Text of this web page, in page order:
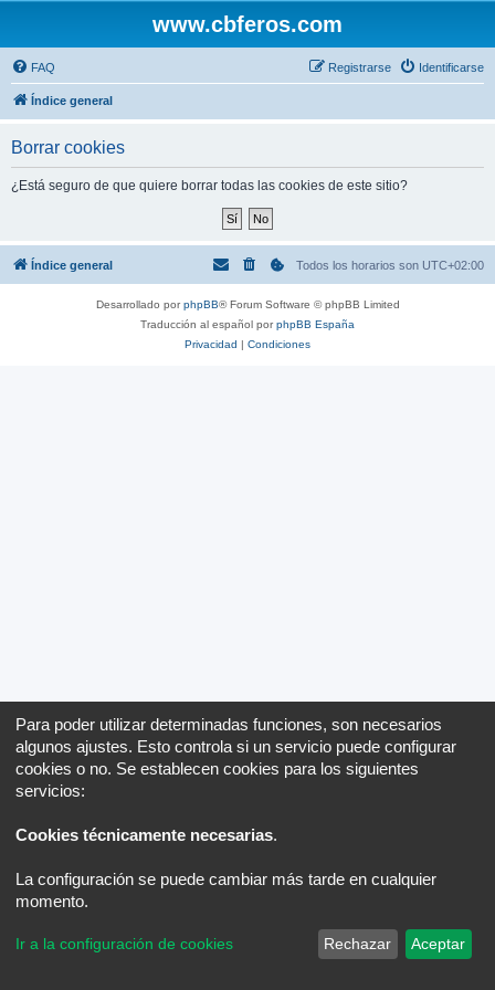
www.cbferos.com
FAQ Identificarse
Registrarse
Índice general
Borrar cookies
¿Está seguro de que quiere borrar todas las cookies de este sitio?
Índice general Todos los horarios son UTC+02:00
Desarrollado porphpBB® Forum Software © phpBB Limited
Traducción al español porphpBB España
Privacidad | Condiciones
Para poder utilizar determinadas funciones, son necesarios
algunos ajustes. Esto controla si un servicio puede configurar
cookies o no. Se establecen cookies para los siguientes
servicios:
Cookies técnicamente necesarias.
La configuración se puede cambiar más tarde en cualquier
momento.
Ir a la configuración de cookies Rechazar Aceptar